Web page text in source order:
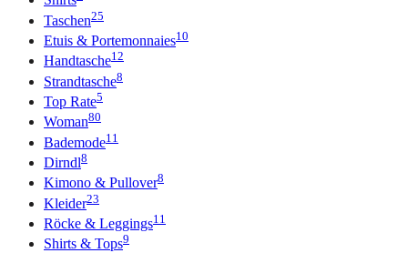
Taschen25
Etuis & Portemonnaies10
Handtasche12
Strandtasche8
Top Rate5
Woman80
Bademode11
Dirndl8
Kimono & Pullover8
Kleider23
Röcke & Leggings11
Shirts & Tops9